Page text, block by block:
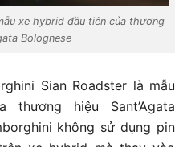
xe hybrid đầu tiên của thương
Bolognese
Sian Roadster là mẫu
hiệu Sant’Agata
không sử dụng pin